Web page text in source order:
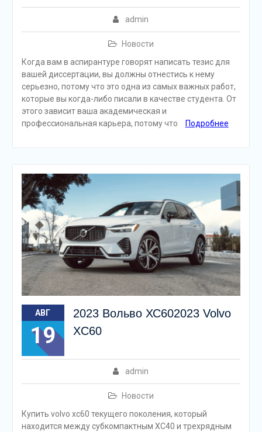
admin
Новости
Когда вам в аспирантуре говорят написать тезис для
вашей диссертации, вы должны отнестись к нему
серьезно, потому что это одна из самых важных работ,
которые вы когда-либо писали в качестве студента. От
этого зависит ваша академическая и
профессиональная карьера, потому что
Подробнее
АВГ
19
2023 Вольво ХС602023 Volvo
XC60
admin
Новости
Купить volvo xc60 текущего поколения, который
находится между субкомпактным XC40 и трехрядным